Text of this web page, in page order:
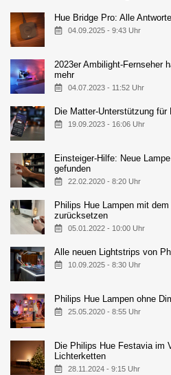
Hue Bridge Pro: Alle
04.09.2025 - 9:43 Uhr
2023er Ambilight-Fernseher
mehr
04.07.2023 - 11:52 Uhr
Die Matter-Unterstützung
19.09.2023 - 16:06 Uhr
Einsteiger-Hilfe: Neue
gefunden
22.02.2020 - 8:20 Uhr
Philips Hue Lampen mit
zurücksetzen
05.01.2022 - 10:00 Uhr
Alle neuen Lightstrips von
10.09.2025 - 8:30 Uhr
Philips Hue Lampen ohne
25.05.2020 - 8:55 Uhr
Die Philips Hue Festavia im
Lichterketten
28.11.2024 - 9:15 Uhr